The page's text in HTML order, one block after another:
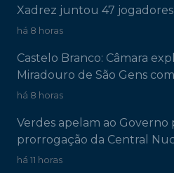
Xadrez juntou 47 jogadores
há 8 horas
Castelo Branco: Câmara
Miradouro de São Gens
há 8 horas
Verdes apelam ao Governo
prorrogação da Central
há 11 horas